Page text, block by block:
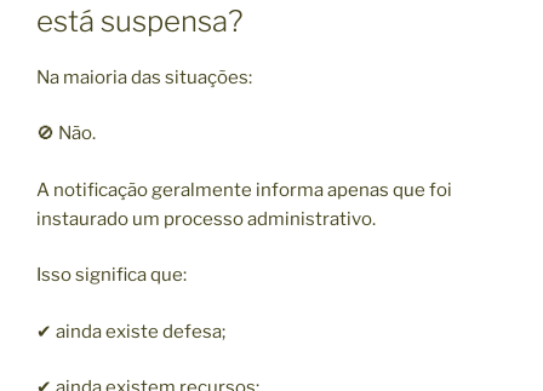
está suspensa?
Na maioria das situações:
🚫 Não.
A notificação geralmente informa apenas que foi
instaurado um processo administrativo.
Isso significa que:
✔ ainda existe defesa;